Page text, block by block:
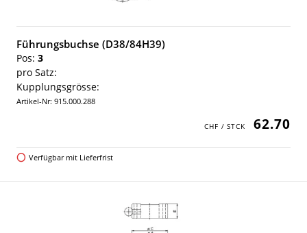
Führungsbuchse (D38/84H39)
Pos: 3
pro Satz:
Kupplungsgrösse:
Artikel-Nr: 915.000.288
62.70
Verfügbar mit Lieferfrist